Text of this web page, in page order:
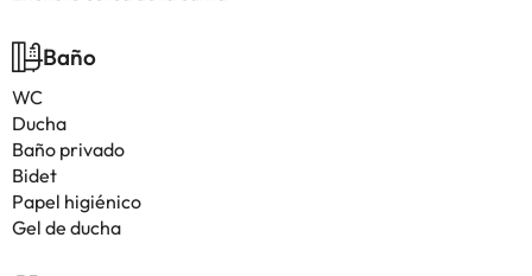
Baño
WC
Ducha
Baño privado
Bidet
Papel higiénico
Gel de ducha